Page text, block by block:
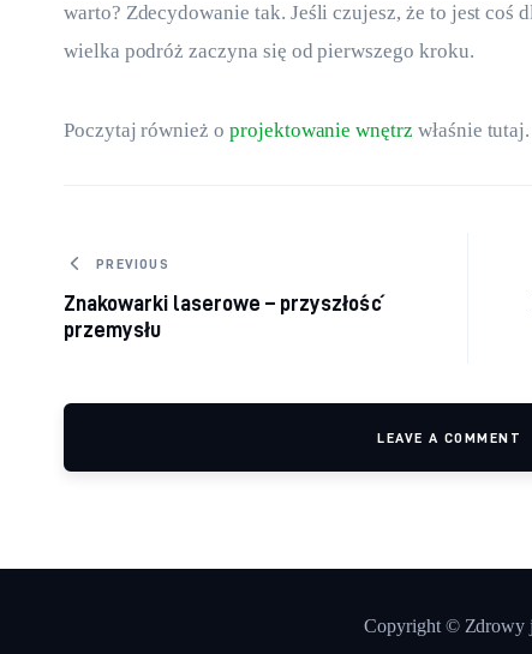
warto? Zdecydowanie tak. Jeśli czujesz, że to jest coś
wielka podróż zaczyna się od pierwszego kroku.
Poczytaj również o projektowanie wnętrz właśnie tutaj.
Nawigacja wpisu
PREVIOUS
Znakowarki laserowe – przyszłość
przemysłu
LEAVE A COMMENT
Copyright © Zdrowy